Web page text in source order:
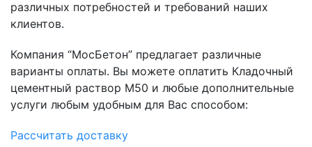
различных потребностей и требований наших
клиентов.
Компания “МосБетон” предлагает различные
варианты оплаты. Вы можете оплатить Кладочный
цементный раствор М50 и любые дополнительные
услуги любым удобным для Вас способом:
Рассчитать доставку